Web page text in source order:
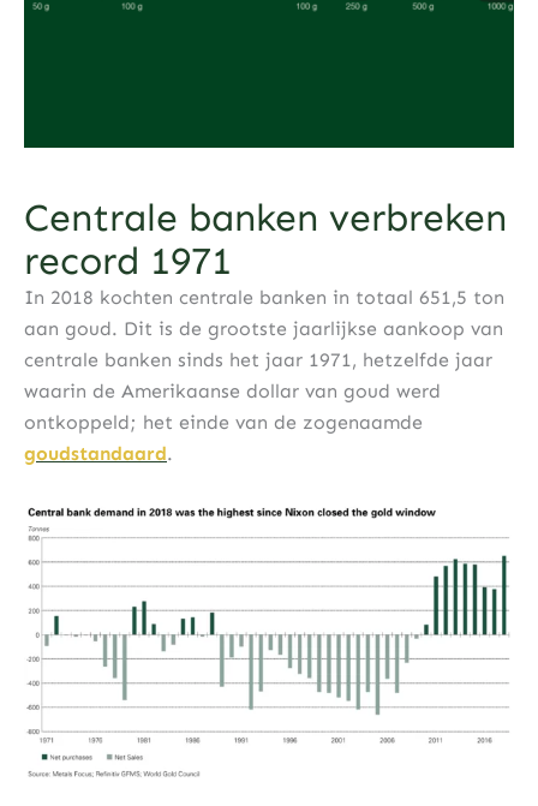
Centrale banken verbreken
record 1971
In 2018 kochten centrale banken in totaal 651,5 ton
aan goud. Dit is de grootste jaarlijkse aankoop van
centrale banken sinds het jaar 1971, hetzelfde jaar
waarin de Amerikaanse dollar van goud werd
ontkoppeld; het einde van de zogenaamde
goudstandaard.